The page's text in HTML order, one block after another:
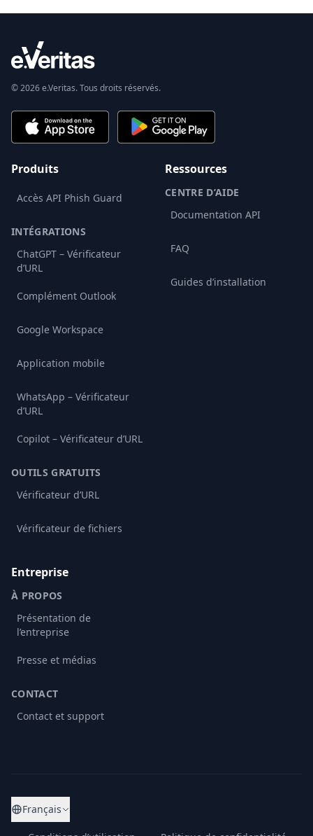
© 2026 e.Veritas. Tous droits réservés.
Produits
Accès API Phish Guard
INTÉGRATIONS
ChatGPT – Vérificateur
d’URL
Complément Outlook
Google Workspace
Application mobile
WhatsApp – Vérificateur
d’URL
Copilot – Vérificateur d’URL
OUTILS GRATUITS
Vérificateur d’URL
Vérificateur de fichiers
Ressources
CENTRE D’AIDE
Documentation API
FAQ
Guides d’installation
Entreprise
À PROPOS
Présentation de
l’entreprise
Presse et médias
CONTACT
Contact et support
Français